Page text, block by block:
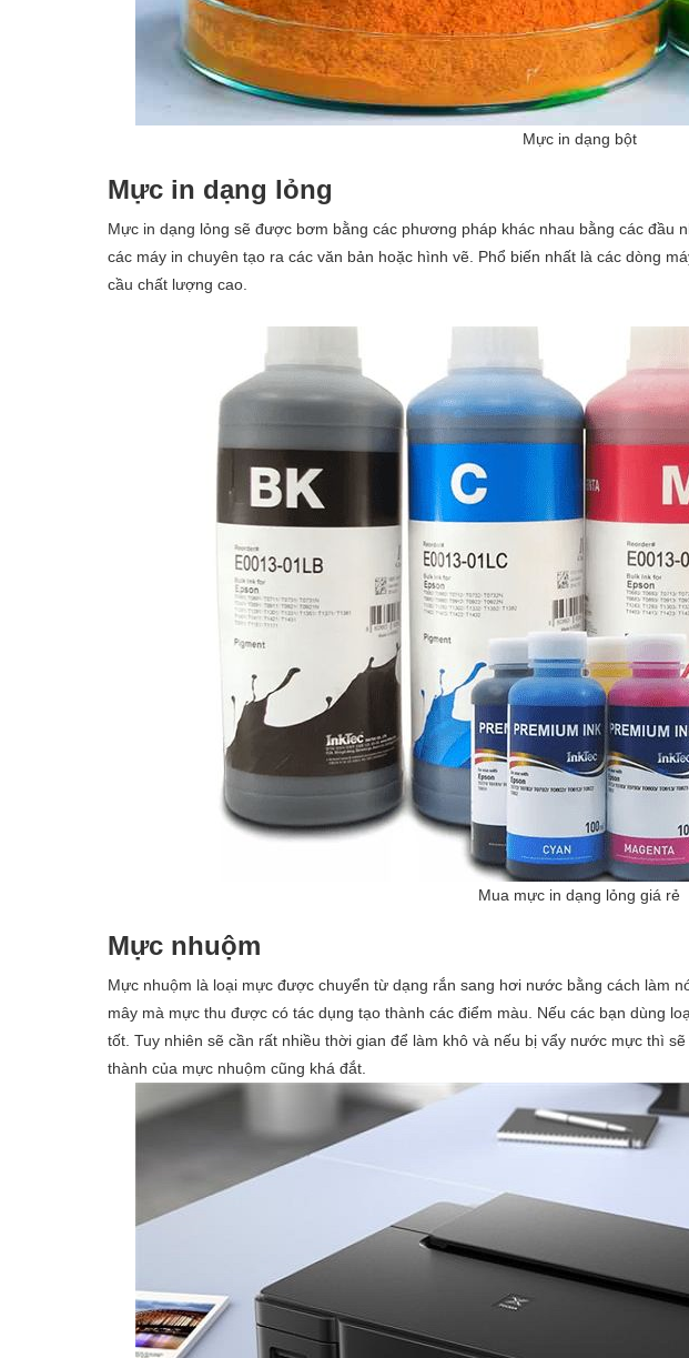
Mực in dạng bột
Mực in dạng lỏng
Mực in dạng lỏng sẽ được bơm bằng các phương pháp khác nhau bằng các đầu
các máy in chuyên tạo ra các văn bản hoặc hình vẽ. Phổ biến nhất là các dòng
cầu chất lượng cao.
Mua mực in dạng lỏng giá rẻ
Mực nhuộm
Mực nhuộm là loại mực được chuyển từ dạng rắn sang hơi nước bằng cách làm
mây mà mực thu được có tác dụng tạo thành các điểm màu. Nếu các bạn dùng
tốt. Tuy nhiên sẽ cần rất nhiều thời gian để làm khô và nếu bị vẩy nước mực thì
thành của mực nhuộm cũng khá đắt.